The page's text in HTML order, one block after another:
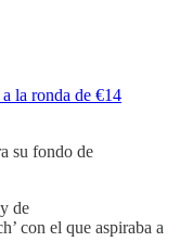
a la ronda de €14
su fondo de
de
con el que aspiraba a